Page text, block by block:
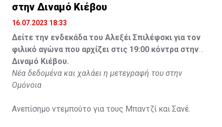
στην Διναμό Κιέβου
16.07.2023 18:33
Δείτε την ενδεκάδα του Αλεξέι Σπιλέφσκι για τον
φιλικό αγώνα που αρχίζει στις 19:00 κόντρα στην
Διναμό Κιέβου.
Νέα δεδομένα και χαλάει η μετεγραφή του στην
Ομόνοια
Ανεπίσημο ντεμπούτο για τους Μπαντζί και Σανέ.